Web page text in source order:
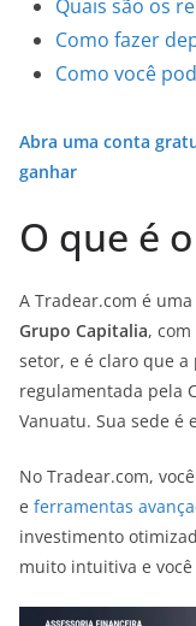
Quais são os
Como fazer
Como você
Abra uma conta
ganhar
O que é
A Tradear.com é
Grupo Capitalia,
setor, e é claro que
regulamentada pela
Vanuatu. Sua sede é
No Tradear.com,
e ferramentas
investimento
muito intuitiva e